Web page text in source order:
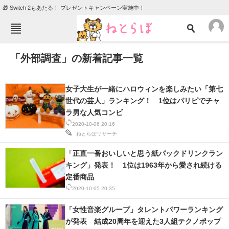
🎁 Switch 2もあたる！ プレゼントキャンペーン実施中！
TOP ニュース
グルメ 地域
住まい
会員記事
メディア
注目記事を集めた総合ページ
ITの今と未来を見通す
「外部調査」の新着記事一覧
2020-10-06 20:16
ねとらぼリサーチ
女子大生が一緒にハロウィンを楽しみたい「第七
世代の芸人」ランキング！ 1位はパリピでチャ
ラ男な人気コンビ
2020-10-05 20:35
「正直一番おいしいと思う紙パックドリンクラン
キング」発表！ 1位は1963年から愛され続ける
定番商品
「女性音楽グループ」タレントパワーランキング
が発表 結成20周年を迎えた3人組テクノポップ